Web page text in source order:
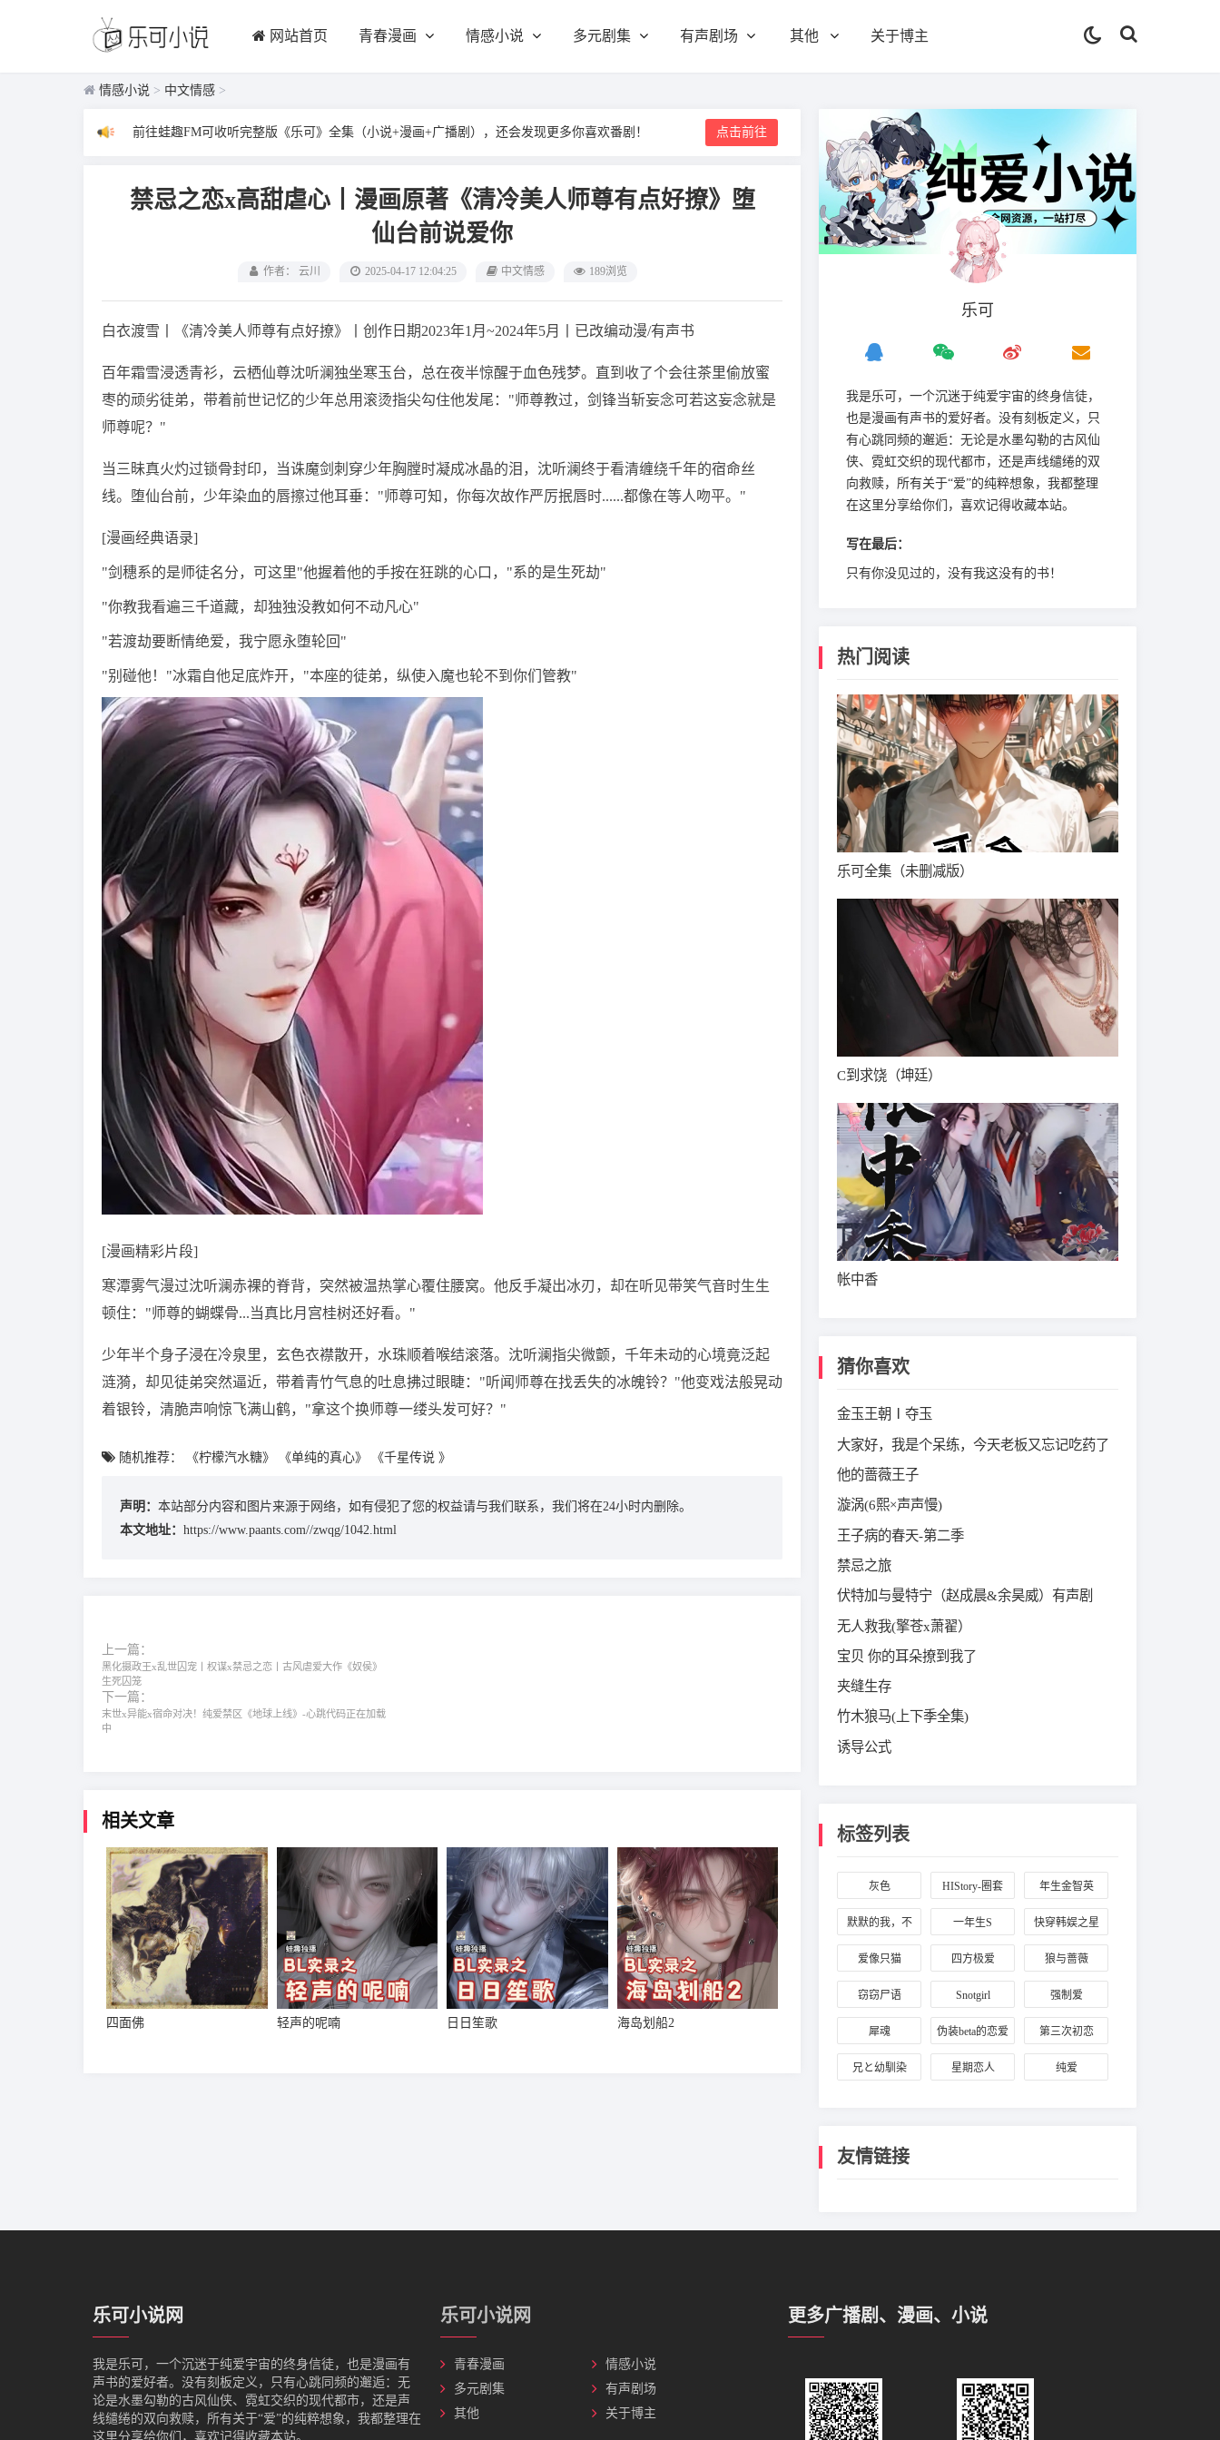
网站首页 青春漫画 情感小说 多元剧集 有声剧场 其他 关于博主
情感小说 > 中文情感 >
前往蛙趣FM可收听完整版《乐可》全集（小说+漫画+广播剧），还会发现更多你喜欢番剧！ 点击前往
禁忌之恋x高甜虐心丨漫画原著《清冷美人师尊有点好撩》堕
仙台前说爱你
作者： 云川 2025-04-17 12:04:25 中文情感 189浏览
白衣渡雪丨《清冷美人师尊有点好撩》丨创作日期2023年1月~2024年5月丨已改编动漫/有声书
百年霜雪浸透青衫，云栖仙尊沈听澜独坐寒玉台，总在夜半惊醒于血色残梦。直到收了个会往茶里偷放蜜
枣的顽劣徒弟，带着前世记忆的少年总用滚烫指尖勾住他发尾："师尊教过，剑锋当斩妄念可若这妄念就是
师尊呢？"
当三昧真火灼过锁骨封印，当诛魔剑刺穿少年胸膛时凝成冰晶的泪，沈听澜终于看清缠绕千年的宿命丝
线。堕仙台前，少年染血的唇擦过他耳垂："师尊可知，你每次故作严厉抿唇时......都像在等人吻平。"
[漫画经典语录]
"剑穗系的是师徒名分，可这里"他握着他的手按在狂跳的心口，"系的是生死劫"
"你教我看遍三千道藏，却独独没教如何不动凡心"
"若渡劫要断情绝爱，我宁愿永堕轮回"
"别碰他！"冰霜自他足底炸开，"本座的徒弟，纵使入魔也轮不到你们管教"
[漫画精彩片段]
寒潭雾气漫过沈听澜赤裸的脊背，突然被温热掌心覆住腰窝。他反手凝出冰刃，却在听见带笑气音时生生
顿住："师尊的蝴蝶骨...当真比月宫桂树还好看。"
少年半个身子浸在冷泉里，玄色衣襟散开，水珠顺着喉结滚落。沈听澜指尖微颤，千年未动的心境竟泛起
涟漪，却见徒弟突然逼近，带着青竹气息的吐息拂过眼睫："听闻师尊在找丢失的冰魄铃？"他变戏法般晃动
着银铃，清脆声响惊飞满山鹤，"拿这个换师尊一缕头发可好？"
随机推荐： 《柠檬汽水糖》 《单纯的真心》 《千星传说 》
声明： 本站部分内容和图片来源于网络，如有侵犯了您的权益请与我们联系，我们将在24小时内删除。
本文地址： https://www.paants.com//zwqg/1042.html
上一篇：
黑化摄政王x乱世囚宠丨权谋x禁忌之恋丨古风虐爱大作《奴侯》
生死囚笼
下一篇：
末世x异能x宿命对决！纯爱禁区《地球上线》-心跳代码正在加载
中
相关文章
四面佛 轻声的呢喃 日日笙歌 海岛划船2
乐可
我是‌乐可，一个沉迷于纯爱宇宙的终身信徒，
也是漫画有声书的爱好者。没有刻板定义，只
有心跳同频的邂逅：无论是水墨勾勒的古风仙
侠、霓虹交织的现代都市，还是声线缱绻的双
向救赎，所有关于“爱”的纯粹想象，我都整理
在这里分享给你们，喜欢记得收藏本站。
写在最后：
只有你没见过的，没有我这没有的书！
热门阅读
乐可全集（未删减版）
C到求饶（坤廷）
帐中香
猜你喜欢
金玉王朝Ⅰ夺玉
大家好，我是个呆练，今天老板又忘记吃药了
他的蔷薇王子
漩涡(6熙×声声慢)
王子病的春天-第二季
禁忌之旅
伏特加与曼特宁（赵成晨&余昊威）有声剧
无人救我(擎苍x萧翟）
宝贝 你的耳朵撩到我了
夹缝生存
竹木狼马(上下季全集)
诱导公式
标签列表
灰色 HIStory-圈套 年生金智英
默默的我，不
默默的我们
一年生S 快穿韩娱之星
辰大海
爱像只猫 四方极爱 狼与蔷薇
窃窃尸语 Snotgirl 强制爱
犀魂 伪装beta的恋爱
法则
第三次初恋
兄と幼馴染 星期恋人 纯爱
友情链接
乐可小说网
我是‌乐可，一个沉迷于纯爱宇宙的终身信徒，也是漫画有
声书的爱好者。没有刻板定义，只有心跳同频的邂逅：无
论是水墨勾勒的古风仙侠、霓虹交织的现代都市，还是声
线缱绻的双向救赎，所有关于“爱”的纯粹想象，我都整理在
这里分享给你们，喜欢记得收藏本站。
乐可小说网
青春漫画
情感小说
多元剧集
有声剧场
其他
关于博主
更多广播剧、漫画、小说